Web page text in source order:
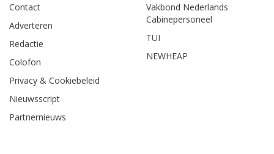
Contact
Adverteren
Redactie
Colofon
Privacy & Cookiebeleid
Nieuwsscript
Partnernieuws
Vakbond Nederlands
Cabinepersoneel
TUI
NEWHEAP